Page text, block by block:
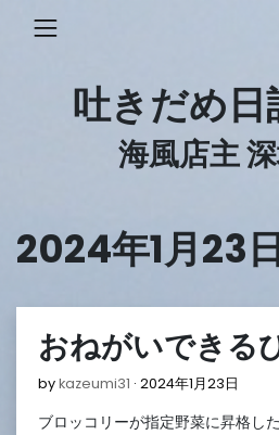
吐きだめ
海風店主
2024年1月23
おねがいできる
bykazeumi31 2024年1月23日
1
ブロッコリーが指定野菜に昇格し